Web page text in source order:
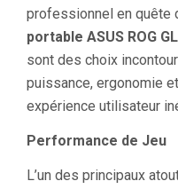
professionnel en quête
portable ASUS ROG
sont des choix
puissance, ergonomie
expérience utilisateur
Performance de Jeu
L’un des principaux